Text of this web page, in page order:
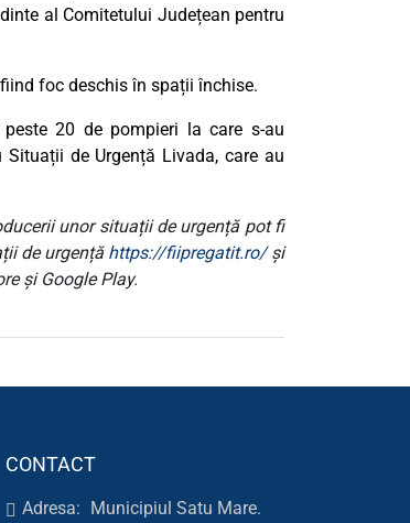
al Comitetului Județean pentru
foc deschis în spații închise.
20 de pompieri la care s-au
de Urgență Livada, care au
unor situații de urgență pot fi
de urgență https://fiipregatit.ro/și
și Google Play.
CONTACT
Adresa: Municipiul Satu Mare.